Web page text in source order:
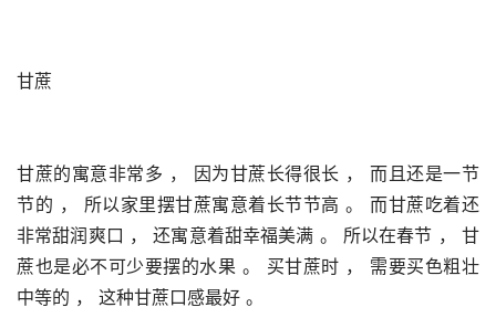
甘蔗
甘蔗的寓意非常多 ， 因为甘蔗长得很长 ， 而且还是一节
节的 ， 所以家里摆甘蔗寓意着长节节高 。 而甘蔗吃着还
非常甜润爽口 ， 还寓意着甜幸福美满 。 所以在春节 ， 甘
蔗也是必不可少要摆的水果 。 买甘蔗时 ， 需要买色粗壮
中等的 ， 这种甘蔗口感最好 。